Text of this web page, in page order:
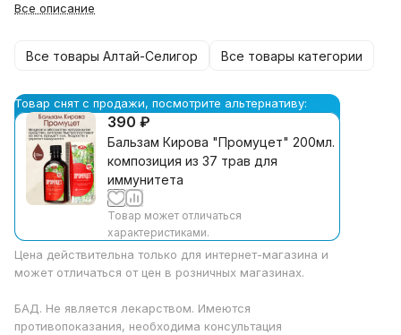
Все описание
Все товары Алтай-Селигор Все товары категории
Товар снят с продажи, посмотрите альтернативу:
390 ₽
Бальзам Кирова "Промуцет" 200мл.
композиция из 37 трав для
иммунитета
Товар может отличаться
характеристиками.
Цена действительна только для интернет-магазина и
может отличаться от цен в розничных магазинах.
БАД. Не является лекарством. Имеются
противопоказания, необходима консультация